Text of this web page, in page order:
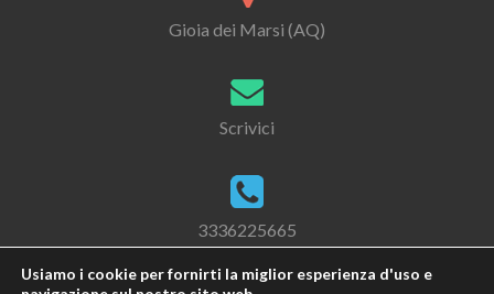
Gioia dei Marsi (AQ)
Scrivici
3336225665
Usiamo i cookie per fornirti la miglior esperienza d'uso e